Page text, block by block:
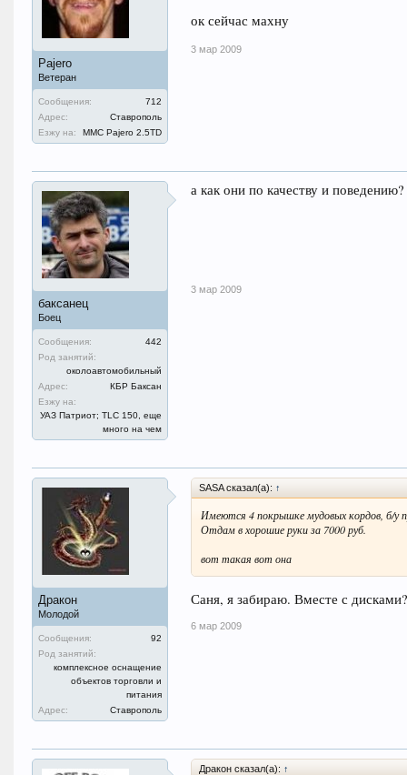
Pajero
Ветеран
Сообщения:
712
Адрес:
Ставрополь
Езжу на:
MMC Pajero 2.5TD
ок сейчас махну
3 мар 2009
баксанец
Боец
Сообщения:
442
Род занятий:
околоавтомобильный
Адрес:
КБР Баксан
Езжу на:
УАЗ Патриот; TLC 150, еще
много на чем
а как они по качеству и
3 мар 2009
Дракон
Молодой
Сообщения:
92
Род занятий:
комплексное оснащение
объектов торговли и
питания
Адрес:
Ставрополь
SASA сказал(а): ↑
Имеются 4 покрышке мудовых кордов, б/у
Отдам в хорошие руки за 7000 руб.
вот такая вот она
Саня, я забираю. Вместе с дисками?
6 мар 2009
Дракон сказал(а): ↑